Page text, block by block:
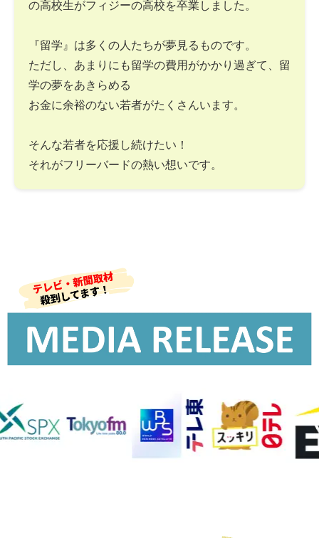
の高校生がフィジーの高校を卒業しました。
『留学』は多くの人たちが夢見るものです。
ただし、あまりにも留学の費用がかかり過ぎて、留
学の夢をあきらめる
お金に余裕のない若者がたくさんいます。
そんな若者を応援し続けたい！
それがフリーバードの熱い想いです。